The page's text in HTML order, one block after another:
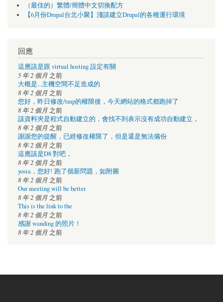
（最佳的）繁體/簡體中文切換配方
【6月份Drupal台北小聚】淺談建立Drupal的各種運行環境
回應
這應該是跟 virtual hosting 設定有關
5 年 2 個月 之前
大概是...主機空間不足造成的
8 年 2 個月 之前
您好，昨日修改/tmp的權限後，今天網站的格式都跑掉了
8 年 2 個月 之前
該資料夾是程式自動建立的，會找不到表示沒有成功自動建立，
8 年 2 個月 之前
謝謝您的提醒，已經修改權限了，但是還是無法備份
8 年 2 個月 之前
這應該是D8 對吧，
8 年 2 個月 之前
yosia，您好! 跑了個新問題，如附圖
8 年 2 個月 之前
Our meeting will be better
8 年 2 個月 之前
This is the link to the
8 年 2 個月 之前
感謝 wanding 的照片！
8 年 2 個月 之前